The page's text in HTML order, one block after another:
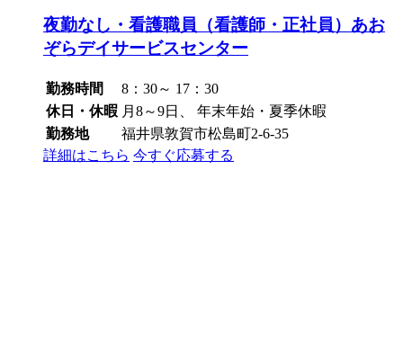
夜勤なし・看護職員（看護師・正社員）あお
ぞらデイサービスセンター
勤務時間
8：30～ 17：30
休日・休暇 月8～9日、 年末年始・夏季休暇
勤務地
福井県敦賀市松島町2-6-35
詳細はこちら 今すぐ応募する